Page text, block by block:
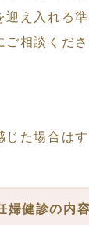
え入れる
相談くださ
た場合はす
婦健診の内容